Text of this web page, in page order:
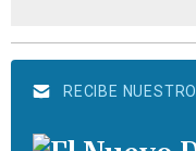
RECIBE